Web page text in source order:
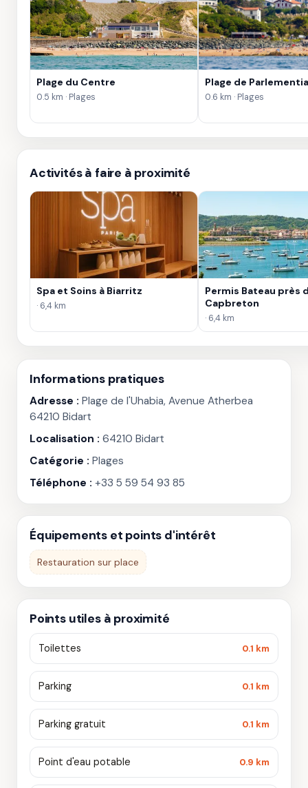
Plage du Centre
0.5 km · Plages
Plage de Parlementia
0.6 km · Plages
Activités à faire à proximité
Spa et Soins à Biarritz
· 6,4 km
Permis Bateau près
Capbreton
· 6,4 km
Informations pratiques
Adresse : Plage de l'Uhabia, Avenue Atherbea
64210 Bidart
Localisation : 64210 Bidart
Catégorie : Plages
Téléphone : +33 5 59 54 93 85
Équipements et points d'intérêt
Restauration sur place
Points utiles à proximité
Toilettes 0.1 km
Parking 0.1 km
Parking gratuit 0.1 km
Point d'eau potable 0.9 km